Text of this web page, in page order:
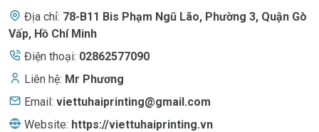
Địa chỉ: 78-B11 Bis Phạm Ngũ Lão, Phường 3, Quận Gò
Vấp, Hồ Chí Minh
Điện thoại: 02862577090
Liên hệ: Mr Phương
Email: viettuhaiprinting@gmail.com
Website: https://viettuhaiprinting.vn